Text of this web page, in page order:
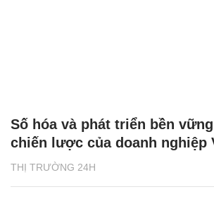
THỊ TRƯỜNG 24H
Số hóa và phát triển bền
chiến lược của doanh nghiệp